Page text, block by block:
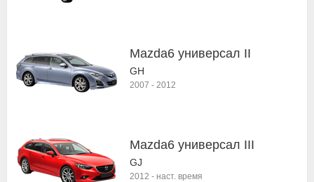
Mazda6 универсал II
GH
2007 - 2012
Mazda6 универсал III
GJ
2012 - наст. время